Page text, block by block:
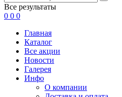
Все результаты
0 0 0
Главная
Каталог
Все акции
Новости
Галерея
Инфо
О компании